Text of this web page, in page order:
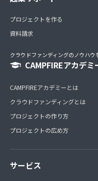
プロジェクトを作る
資料請求
クラウドファンディングのノウハウ
CAMPFIREアカデミ
CAMPFIREアカデミーとは
クラウドファンディングとは
プロジェクトの作り方
プロジェクトの広め方
サービス